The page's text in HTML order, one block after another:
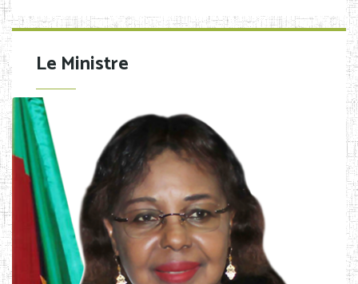
Le Ministre